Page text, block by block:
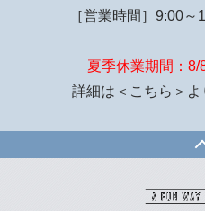
［営業時間］9:00
夏季休業期間：8/
詳細は ＜こちら＞ よ